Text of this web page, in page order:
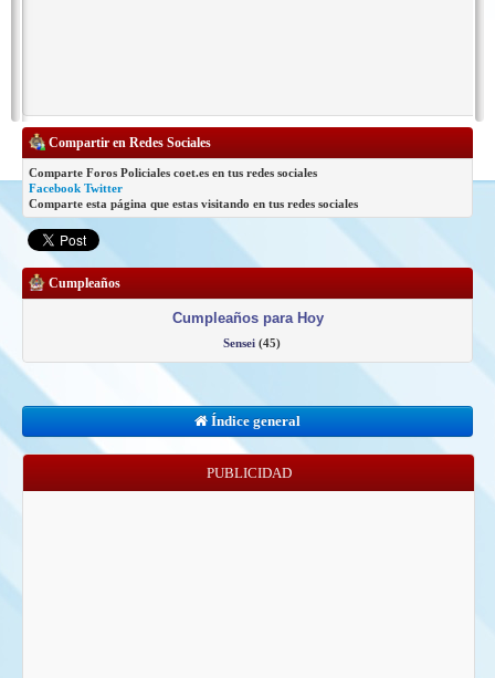
Compartir en Redes Sociales
Comparte Foros Policiales coet.es en tus redes sociales
Facebook Twitter
Comparte esta página que estas visitando en tus redes sociales
Cumpleaños
Cumpleaños para Hoy
Sensei (45)
Índice general
PUBLICIDAD